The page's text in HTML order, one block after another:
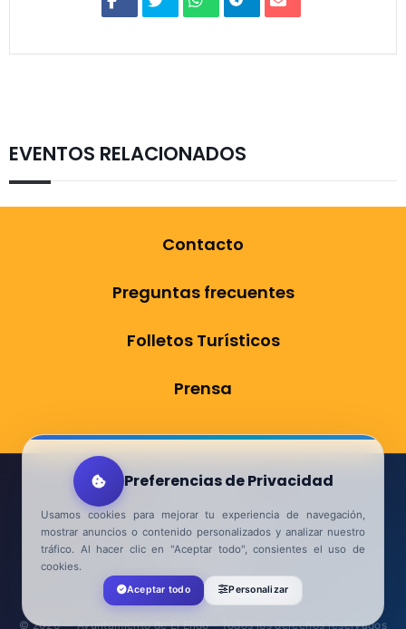
EVENTOS RELACIONADOS
Contacto
Preguntas frecuentes
Folletos Turísticos
Prensa
Preferencias de Privacidad
Usamos cookies para mejorar tu experiencia de navegación,
mostrar anuncios o contenido personalizados y analizar nuestro
tráfico. Al hacer clic en "Aceptar todo", consientes el uso de
cookies.
Aceptar todo Personalizar
Aviso Legal
Política de Privacidad
Contacta
© 2026 — Ayuntamiento de El Ejido - Todos los derechos reservados